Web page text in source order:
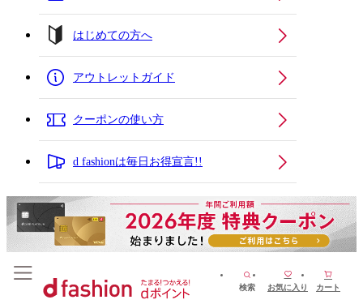
はじめての方へ
アウトレットガイド
クーポンの使い方
d fashionは毎日お得宣言!!
検索 お気に入り カート